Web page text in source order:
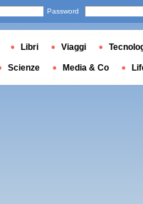
Password
Libri Viaggi
Scienze Media & Co